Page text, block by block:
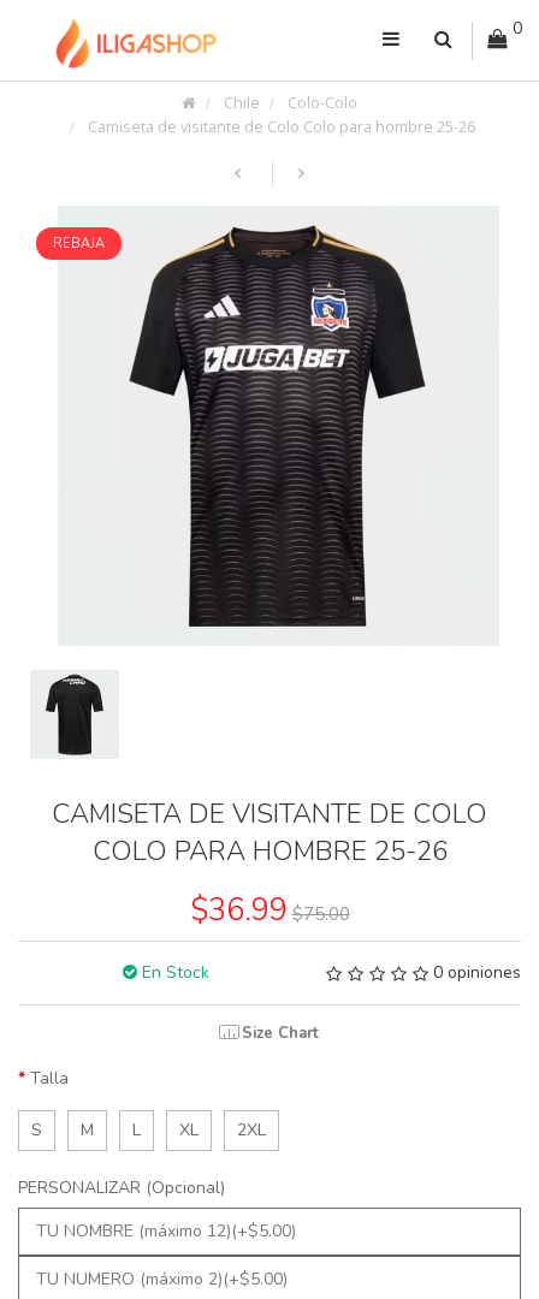
0
Chile
Colo-Colo
Camiseta de visitante de Colo Colo para hombre 25-26
REBAJA
CAMISETA DE VISITANTE DE COLO
COLO PARA HOMBRE 25-26
$36.99 $75.00
En Stock 0 opiniones
Size Chart
Talla
S M L XL 2XL
PERSONALIZAR (Opcional)